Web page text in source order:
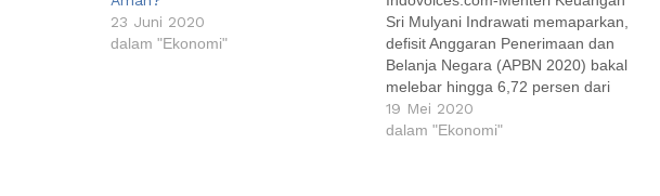
23 Juni 2020
dalam "Ekonomi"
Sri Mulyani Indrawati memaparkan,
defisit Anggaran Penerimaan dan
Belanja Negara (APBN 2020) bakal
melebar hingga 6,72 persen dari
Produk Domestik Bruto (PDB) atau
mencapai Rp 1.028,6 triliun. "Karena
19 Mei 2020
dalam "Ekonomi"